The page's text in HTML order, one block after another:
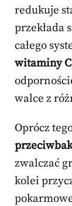
redukuje
przekłada
całego
witaminy C
walce z
Oprócz
zwalczać
kolei